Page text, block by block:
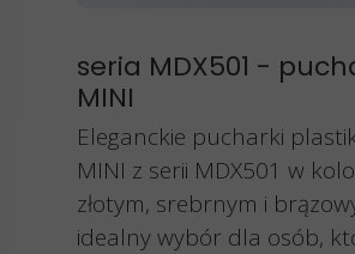
seria MDX501 -
MINI
Eleganckie pucharki
MINI z serii MDX501 w
złotym, srebrnym i
idealny wybór dla osób,